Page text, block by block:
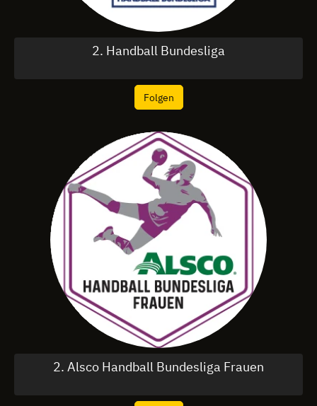
2. Handball Bundesliga
Folgen
2. Alsco Handball Bundesliga Frauen